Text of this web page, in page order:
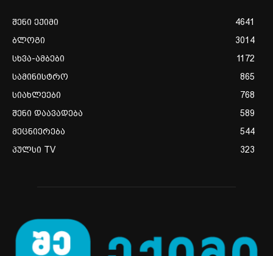
შენი ექიმი
4641
ბლოგი
3014
სხვა-ამბები
1172
სამინისტრო
865
სიახლეები
768
შენი დაავადება
589
მეცნიერება
544
პულსი TV
323